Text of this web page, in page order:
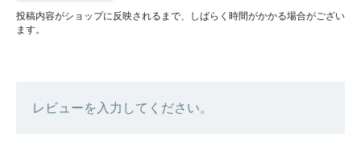
投稿内容がショップに反映されるまで、しばらく時間がかかる場合がござい
ます。
レビューを入力してください。